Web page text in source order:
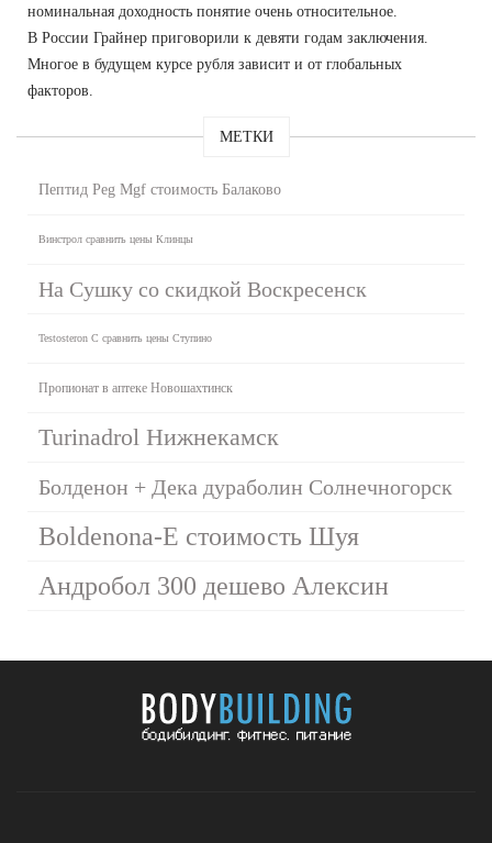
номинальная доходность понятие очень относительное.
В России Грайнер приговорили к девяти годам заключения.
Многое в будущем курсе рубля зависит и от глобальных
факторов.
МЕТКИ
Пептид Peg Mgf стоимость Балаково
Винстрол сравнить цены Клинцы
На Сушку со скидкой Воскресенск
Testosteron C сравнить цены Ступино
Пропионат в аптеке Новошахтинск
Turinadrol Нижнекамск
Болденон + Дека дураболин Солнечногорск
Boldenona-E стоимость Шуя
Андробол 300 дешево Алексин